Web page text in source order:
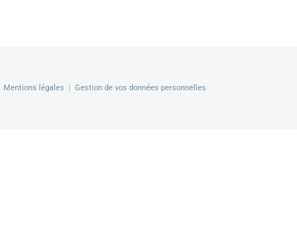
Mentions légales | Gestion de vos données personnelles